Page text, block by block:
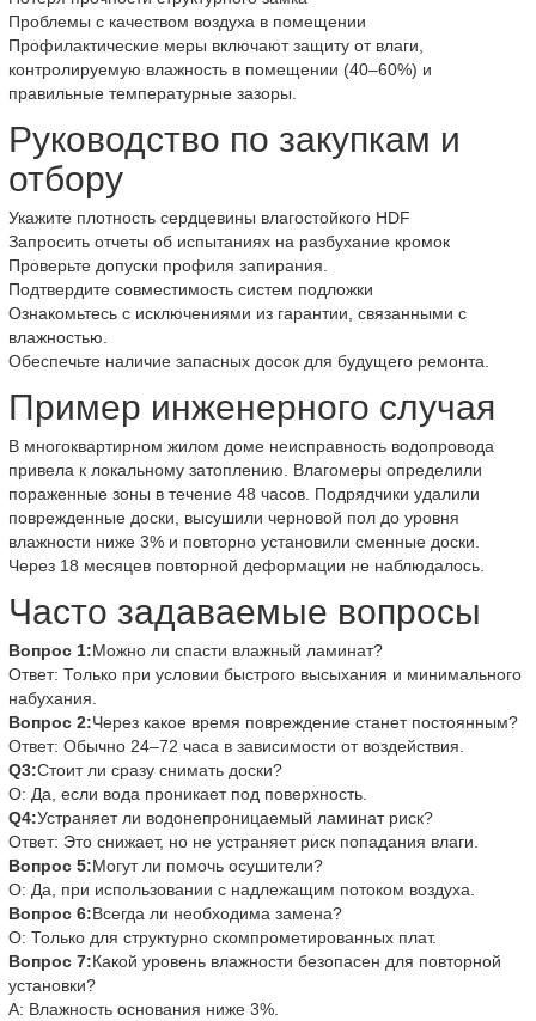
Проблемы с качеством воздуха в помещении
Профилактические меры включают защиту от влаги,
контролируемую влажность в помещении (40–60%) и
правильные температурные зазоры.
Руководство по закупкам и
отбору
Укажите плотность сердцевины влагостойкого HDF
Запросить отчеты об испытаниях на разбухание кромок
Проверьте допуски профиля запирания.
Подтвердите совместимость систем подложки
Ознакомьтесь с исключениями из гарантии, связанными с
влажностью.
Обеспечьте наличие запасных досок для будущего ремонта.
Пример инженерного случая
В многоквартирном жилом доме неисправность водопровода
привела к локальному затоплению. Влагомеры определили
пораженные зоны в течение 48 часов. Подрядчики удалили
поврежденные доски, высушили черновой пол до уровня
влажности ниже 3% и повторно установили сменные доски.
Через 18 месяцев повторной деформации не наблюдалось.
Часто задаваемые вопросы
Вопрос 1:Можно ли спасти влажный ламинат?
Ответ: Только при условии быстрого высыхания и минимального
набухания.
Вопрос 2:Через какое время повреждение станет постоянным?
Ответ: Обычно 24–72 часа в зависимости от воздействия.
Q3:Стоит ли сразу снимать доски?
О: Да, если вода проникает под поверхность.
Q4:Устраняет ли водонепроницаемый ламинат риск?
Ответ: Это снижает, но не устраняет риск попадания влаги.
Вопрос 5:Могут ли помочь осушители?
О: Да, при использовании с надлежащим потоком воздуха.
Вопрос 6:Всегда ли необходима замена?
О: Только для структурно скомпрометированных плат.
Вопрос 7:Какой уровень влажности безопасен для повторной
установки?
A: Влажность основания ниже 3%.